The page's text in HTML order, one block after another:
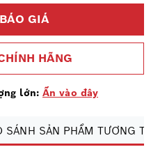
GIÁ
HÃNG
lớn: Ấn vào đây
SÁNH SẢN PHẨM TƯƠNG